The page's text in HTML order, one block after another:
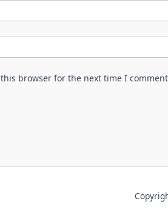
browser for the next time I